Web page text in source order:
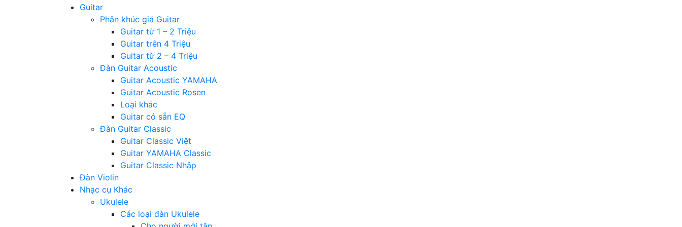
Guitar
Phân khúc giá Guitar
Guitar từ 1 – 2 Triệu
Guitar trên 4 Triệu
Guitar từ 2 – 4 Triệu
Đàn Guitar Acoustic
Guitar Acoustic YAMAHA
Guitar Acoustic Rosen
Loại khác
Guitar có sẵn EQ
Đàn Guitar Classic
Guitar Classic Việt
Guitar YAMAHA Classic
Guitar Classic Nhập
Đàn Violin
Nhạc cụ Khác
Ukulele
Các loại đàn Ukulele